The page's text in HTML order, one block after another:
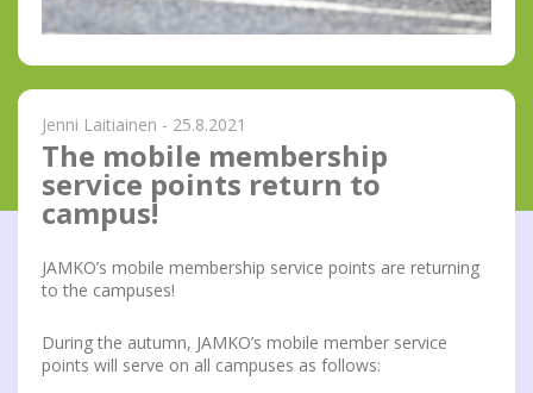
Jenni Laitiainen - 25.8.2021
The mobile membership
service points return to
campus!
JAMKO’s mobile membership service points are returning
to the campuses!
During the autumn, JAMKO’s mobile member service
points will serve on all campuses as follows: